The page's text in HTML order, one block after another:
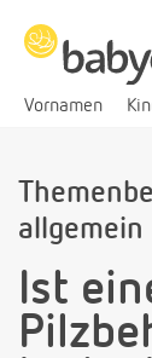
Vornamen
allgemein
Ist